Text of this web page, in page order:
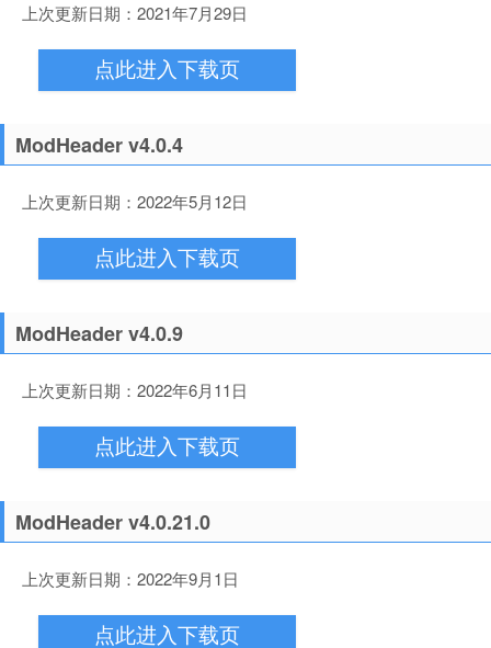
上次更新日期：2021年7月29日
点此进入下载页
ModHeader v4.0.4
上次更新日期：2022年5月12日
点此进入下载页
ModHeader v4.0.9
上次更新日期：2022年6月11日
点此进入下载页
ModHeader v4.0.21.0
上次更新日期：2022年9月1日
点此进入下载页